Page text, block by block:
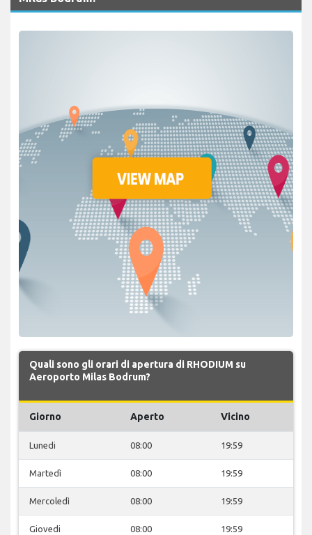
Quali sono gli orari di apertura di RHODIUM su
Aeroporto Milas Bodrum?
Giorno Aperto Vicino
Lunedi 08:00 19:59
Martedì 08:00 19:59
Mercoledì 08:00 19:59
Giovedi 08:00 19:59